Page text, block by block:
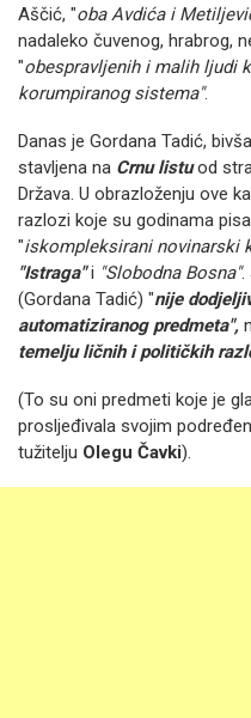
Aščić, "oba Avdića i
nadaleko čuvenog, hrabrog,
"obespravljenih i malih ljudi
korumpiranog sistema".
Danas je Gordana Tadić,
stavljena na Crnu listuod
Država. U obrazloženju ove
razlozi koje su godinama
"iskompleksirani novinarski
"Istraga"i "Slobodna Bosna".
(Gordana Tadić) "nije
automatiziranog predmeta",
temelju ličnih i političkih
(To su oni predmeti koje je
prosljeđivala svojim
tužitelju Olegu Čavki).